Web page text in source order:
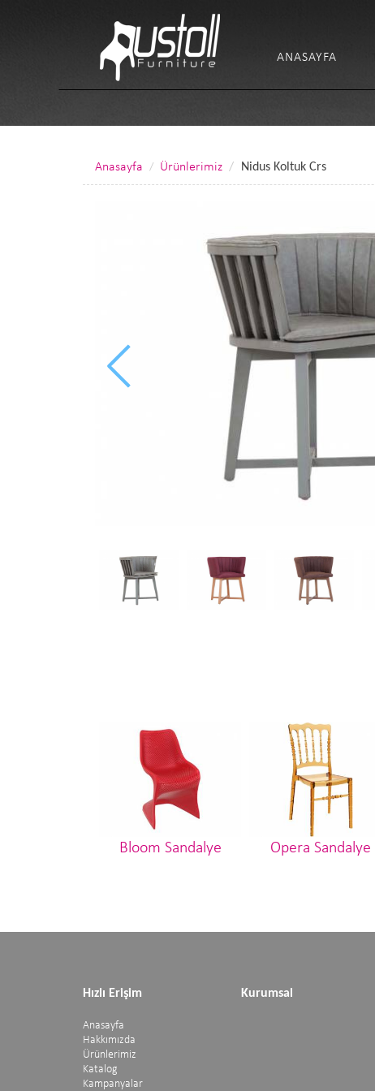
ANASAYFA
Anasayfa Ürünlerimiz Nidus Koltuk Crs
Bloom Sandalye Opera Sandalye
Hızlı Erişim
Anasayfa
Hakkımızda
Ürünlerimiz
Katalog
Kampanyalar
Kurumsal